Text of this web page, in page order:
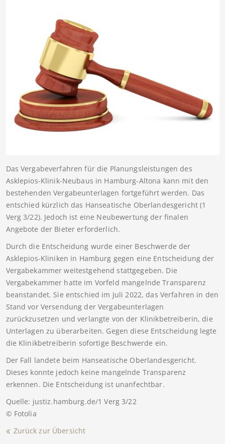
Das Vergabeverfahren für die Planungsleistungen des
Asklepios-Klinik-Neubaus in Hamburg-Altona kann mit den
bestehenden Vergabeunterlagen fortgeführt werden. Das
entschied kürzlich das Hanseatische Oberlandesgericht (1
Verg 3/22). Jedoch ist eine Neubewertung der finalen
Angebote der Bieter erforderlich.
Durch die Entscheidung wurde einer Beschwerde der
Asklepios-Kliniken in Hamburg gegen eine Entscheidung der
Vergabekammer weitestgehend stattgegeben. Die
Vergabekammer hatte im Vorfeld mangelnde Transparenz
beanstandet. Sie entschied im Juli 2022, das Verfahren in den
Stand vor Versendung der Vergabeunterlagen
zurückzusetzen und verlangte von der Klinikbetreiberin, die
Unterlagen zu überarbeiten. Gegen diese Entscheidung legte
die Klinikbetreiberin sofortige Beschwerde ein.
Der Fall landete beim Hanseatische Oberlandesgericht.
Dieses konnte jedoch keine mangelnde Transparenz
erkennen. Die Entscheidung ist unanfechtbar.
Quelle: justiz.hamburg.de/1 Verg 3/22
© Fotolia
Zurück zur Übersicht